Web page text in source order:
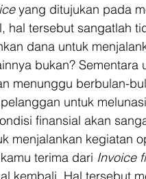
yang ditujukan pada
hal tersebut sangatlah
dana untuk
bukan?
menunggu berbulan-
untuk
finansial akan
menjalankan kegiatan
terima dari Invoice
kembali. Hal tersebut